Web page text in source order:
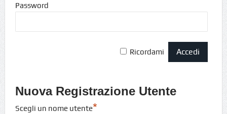
Password
Ricordami
Nuova Registrazione Utente
Scegli un nome utente*